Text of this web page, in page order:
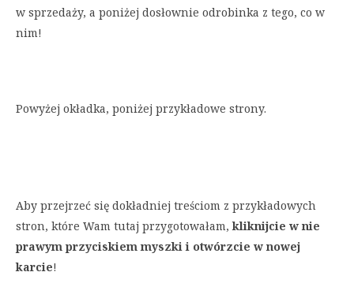
w sprzedaży, a poniżej dosłownie odrobinka z tego, co w
nim!
Powyżej okładka, poniżej przykładowe strony.
Aby przejrzeć się dokładniej treściom z przykładowych
stron, które Wam tutaj przygotowałam,kliknijcie w nie
prawym przyciskiem myszki i otwórzcie w nowej
karcie!